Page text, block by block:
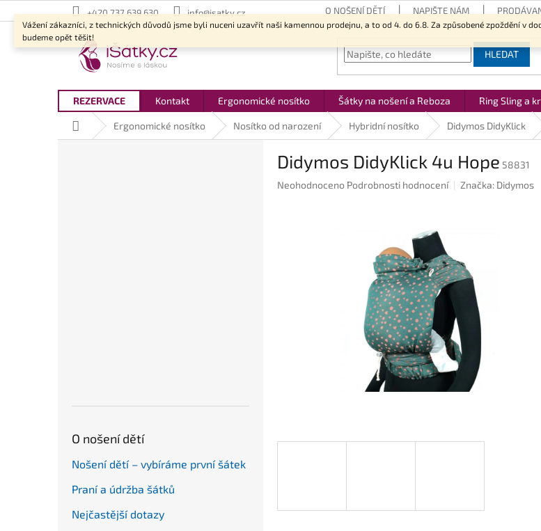
na
obsah
Vážení zákazníci, z technických důvodů jsme byli nuceni uzavřít naši kamennou prodejnu, a to od 4. do 6.8. Za způsobené zpoždění v
budeme opět těšit!
+420 737 639 630 info@isatky.cz O NOŠENÍ DĚTÍ NAPIŠTE NÁM
HLEDAT
REZERVACE Kontakt Ergonomické nosítko Šátky na nošení a Reboza Ring Sling a
Domů Ergonomické nosítko Nosítko od narození Hybridní nosítko Didymos DidyKlick
O nošení dětí
Nošení dětí – vybíráme první šátek
Praní a údržba šátků
Nejčastější dotazy
Didymos DidyKlick 4u Hope 58831
Průměrné
Neohodnoceno Podrobnosti hodnocení Značka: Didymos